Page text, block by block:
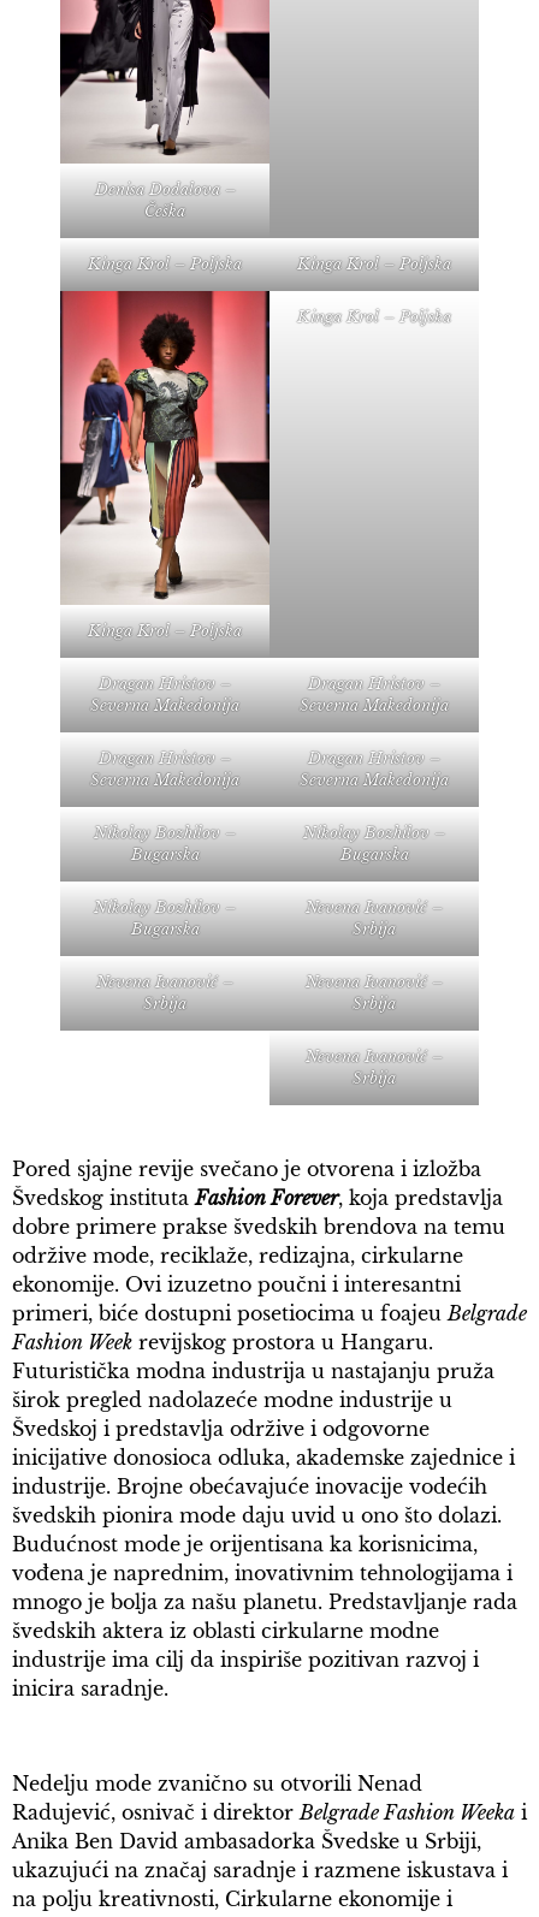
Denisa Dodalova –
Češka
Kinga Krol – Poljska Kinga Krol – Poljska
Kinga Krol – Poljska
Kinga Krol – Poljska
Dragan Hristov –
Severna Makedonija
Dragan Hristov –
Severna Makedonija
Dragan Hristov –
Severna Makedonija
Dragan Hristov –
Severna Makedonija
Nikolay Bozhilov –
Bugarska
Nikolay Bozhilov –
Bugarska
Nikolay Bozhilov –
Bugarska
Nevena Ivanović –
Srbija
Nevena Ivanović –
Srbija
Nevena Ivanović –
Srbija
Nevena Ivanović –
Srbija
Pored sjajne revije svečano je otvorena i izložba
Švedskog institutaFashion Forever, koja predstavlja
dobre primere prakse švedskih brendova na temu
održive mode, reciklaže, redizajna, cirkularne
ekonomije. Ovi izuzetno poučni i interesantni
primeri, biće dostupni posetiocima u foajeu Belgrade
Fashion Week revijskog prostora u Hangaru.
Futuristička modna industrija u nastajanju pruža
širok pregled nadolazeće modne industrije u
Švedskoj i predstavlja održive i odgovorne
inicijative donosioca odluka, akademske zajednice i
industrije. Brojne obećavajuće inovacije vodećih
švedskih pionira mode daju uvid u ono što dolazi.
Budućnost mode je orijentisana ka korisnicima,
vođena je naprednim, inovativnim tehnologijama i
mnogo je bolja za našu planetu. Predstavljanje rada
švedskih aktera iz oblasti cirkularne modne
industrije ima cilj da inspiriše pozitivan razvoj i
inicira saradnje.
Nedelju mode zvanično su otvorili Nenad
Radujević, osnivač i direktor Belgrade Fashion Weeka i
Anika Ben David ambasadorka Švedske u Srbiji,
ukazujući na značaj saradnje i razmene iskustava i
na polju kreativnosti, Cirkularne ekonomije i